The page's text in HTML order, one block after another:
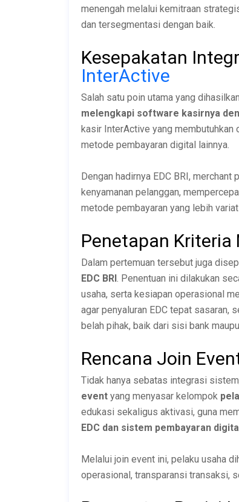
menengah melalui kemitraan
dan tersegmentasi dengan baik.
Kesepakatan
InterActive
Salah satu poin utama yang
melengkapi software kasirnya
kasir InterActive yang membutuhkan
metode pembayaran digital lainnya.
Dengan hadirnya EDC BRI,
kenyamanan pelanggan,
metode pembayaran yang lebih
Penetapan Kriteria
Dalam pertemuan tersebut juga
EDC BRI . Penentuan ini dilakukan
usaha, serta kesiapan operasional
agar penyaluran EDC tepat
belah pihak, baik dari sisi bank
Rencana Join
Tidak hanya sebatas integrasi
event yang menyasar kelompok
edukasi sekaligus aktivasi, guna
EDC dan sistem pembayaran
Melalui join event ini, pelaku usaha
operasional, transparansi transaksi,